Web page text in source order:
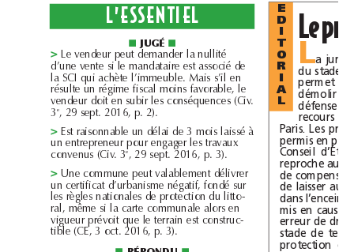
jugé
> Le ven d eur peut deman
d er la nu ll ité
d ’une vente si le man d ataire est associé de
a SCI qui ac hète ’immeu e. Mais s’i en
résul te un régime fisca l moins favora
bl e, le
ven
d eur d oit en su b ir l es conséquences (Civ.
3 e, 29 sept. 2016, p.2).
> Est raisonna bl e un dél ai de 3 mois aissé à
un entrepreneur pour engager l es
travaux
convenus
(Civ. 3e, 29 sept. 2016, p.3).
> Une commune peut va l
a bl ement dél ivrer
un certificat d’ur
b anisme négatif, fon dé sur
l es règl es nationa l es de protection du l
itto-
ra l, même si la carte communa le al ors en
vigueur prévoit que e terrain est construc-
ti bl e (CE, 3 oct. 2016, p.3).
Le
La
du stade
permet
démolir
défense
recours
Paris. Les
permis
en
reproche au
de
de
laisser au
dans
mis en
erreur
de
stade de
protection
L’ESSENTIEL
E
D
T
O
R
A
L